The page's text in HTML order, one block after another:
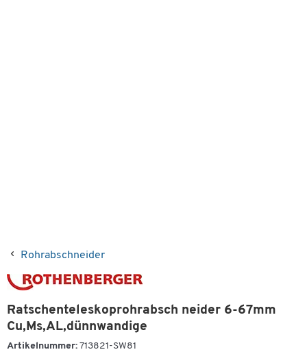
Rohrabschneider
Ratschenteleskoprohrabsch neider 6-67mm
Cu,Ms,AL,dünnwandige
Artikelnummer: 713821-SW81